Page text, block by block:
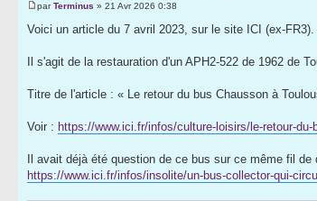
parTerminus » 21 Avr 2026 0:38
Voici un article du 7 avril 2023, sur le site ICI (ex-FR3).
Il s'agit de la restauration d'un APH2-522 de 1962 de
Titre de l'article : « Le retour du bus Chausson à
Voir : https://www.ici.fr/infos/culture-loisirs/le-retour-
Il avait déjà été question de ce bus sur ce même fil
https://www.ici.fr/infos/insolite/un-bus-collector-qui-